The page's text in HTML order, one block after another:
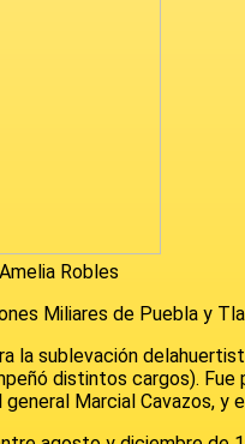
Robles
Miliares de Puebla y
sublevación
distintos cargos).
Marcial Cavazos, y